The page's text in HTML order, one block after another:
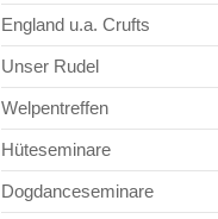
England u.a. Crufts
Unser Rudel
Welpentreffen
Hüteseminare
Dogdanceseminare